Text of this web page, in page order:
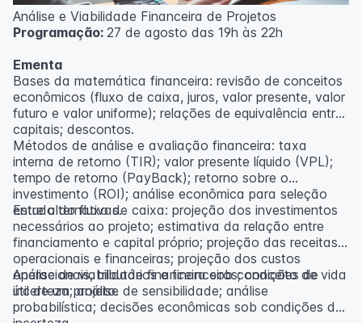
Análise e Viabilidade Financeira de Projetos
Programação: 27 de agosto das 19h às 22h
Ementa
Bases da matemática financeira: revisão de conceitos
econômicos (fluxo de caixa, juros, valor presente, valor
futuro e valor uniforme); relações de equivalência entre
capitais; descontos.
Métodos de análise e avaliação financeira: taxa
interna de retorno (TIR); valor presente líquido (VPL);
tempo de retorno (PayBack); retorno sobre o
investimento (ROI); análise econômica para seleção
entre alternativas.
Estudo do fluxo de caixa: projeção dos investimentos
necessários ao projeto; estimativa da relação entre
financiamento e capital próprio; projeção das receitas
operacionais e financeiras; projeção dos custos
operacionais, tributários e financeiros; conceito de vida
útil de um projeto.
Análise de viabilidade financeira sob condições de
incerteza; análise de sensibilidade; análise
probabilística; decisões econômicas sob condições de